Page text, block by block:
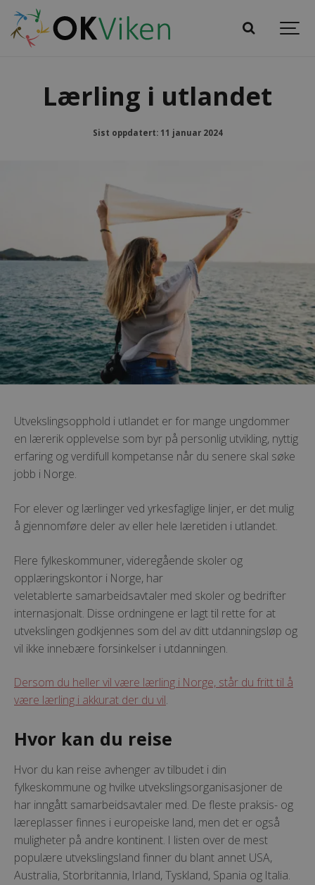
Lærling i utlandet
Sist oppdatert: 11 januar 2024
Utvekslingsopphold i utlandet er for mange ungdommer
en lærerik opplevelse som byr på personlig utvikling, nyttig
erfaring og verdifull kompetanse når du senere skal søke
jobb i Norge.
For elever og lærlinger ved yrkesfaglige linjer, er det mulig
å gjennomføre deler av eller hele læretiden i utlandet.
Flere fylkeskommuner, videregående skoler og
opplæringskontor i Norge, har
veletablerte samarbeidsavtaler med skoler og bedrifter
internasjonalt. Disse ordningene er lagt til rette for at
utvekslingen godkjennes som del av ditt utdanningsløp og
vil ikke innebære forsinkelser i utdanningen.
Dersom du heller vil være lærling i Norge, står du fritt til å
være lærling i akkurat der du vil.
Hvor kan du reise
Hvor du kan reise avhenger av tilbudet i din
fylkeskommune og hvilke utvekslingsorganisasjoner de
har inngått samarbeidsavtaler med. De fleste praksis- og
læreplasser finnes i europeiske land, men det er også
muligheter på andre kontinent. I listen over de mest
populære utvekslingsland finner du blant annet USA,
Australia, Storbritannia, Irland, Tyskland, Spania og Italia.